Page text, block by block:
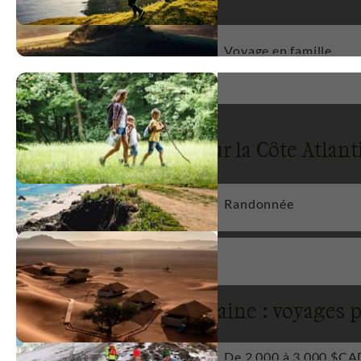
Voyage en famille
Voyages par activité sur la Côte
Multi-activités 1 Randonnée
Côte Atlantique Marocaine : voyages
De 2 000 à 3 000